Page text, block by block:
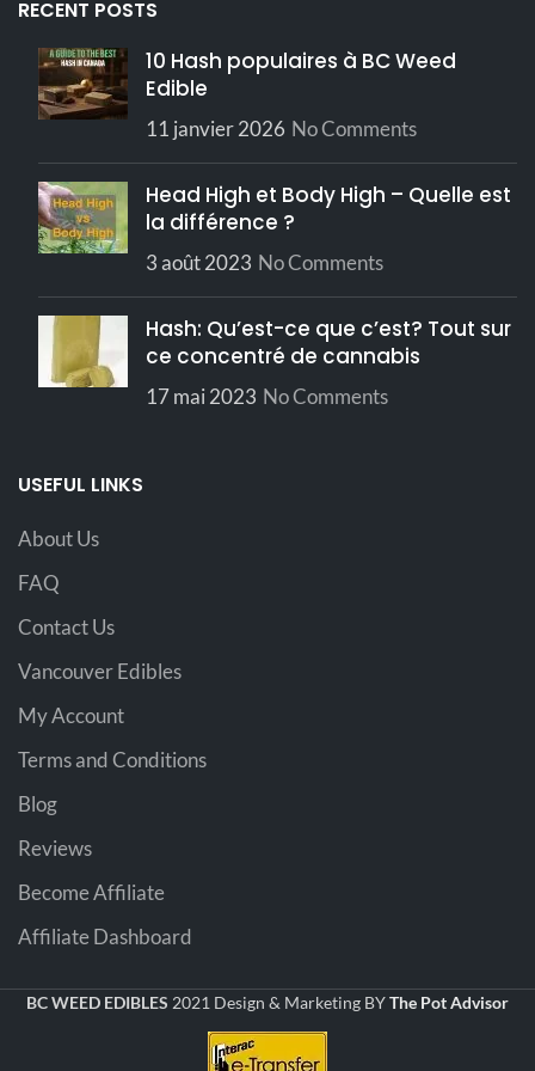
Effets
Détendu,
Ricaneur,
Plaisir,
Endormi
Saveurs
Terreux,
Boisé
RECENT POSTS
10 Hash populaires à BC Weed
Edible
11 janvier 2026 No Comments
Head High et Body High – Quelle est
la différence ?
3 août 2023 No Comments
Hash: Qu’est-ce que c’est? Tout sur
ce concentré de cannabis
17 mai 2023 No Comments
USEFUL LINKS
About Us
FAQ
Contact Us
Vancouver Edibles
My Account
Terms and Conditions
Blog
Reviews
Become Affiliate
Affiliate Dashboard
BC WEED EDIBLES 2021 Design & Marketing BYThe Pot Advisor